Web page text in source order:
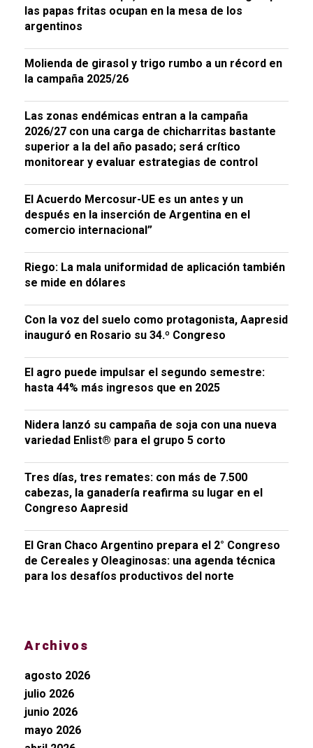
las papas fritas ocupan en la mesa de los
argentinos
Molienda de girasol y trigo rumbo a un récord en
la campaña 2025/26
Las zonas endémicas entran a la campaña
2026/27 con una carga de chicharritas bastante
superior a la del año pasado; será crítico
monitorear y evaluar estrategias de control
El Acuerdo Mercosur-UE es un antes y un
después en la inserción de Argentina en el
comercio internacional”
Riego: La mala uniformidad de aplicación también
se mide en dólares
Con la voz del suelo como protagonista, Aapresid
inauguró en Rosario su 34.º Congreso
El agro puede impulsar el segundo semestre:
hasta 44% más ingresos que en 2025
Nidera lanzó su campaña de soja con una nueva
variedad Enlist® para el grupo 5 corto
Tres días, tres remates: con más de 7.500
cabezas, la ganadería reafirma su lugar en el
Congreso Aapresid
El Gran Chaco Argentino prepara el 2° Congreso
de Cereales y Oleaginosas: una agenda técnica
para los desafíos productivos del norte
Archivos
agosto 2026
julio 2026
junio 2026
mayo 2026